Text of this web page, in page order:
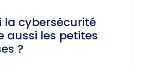
la cybersécurité
aussi les petites
?